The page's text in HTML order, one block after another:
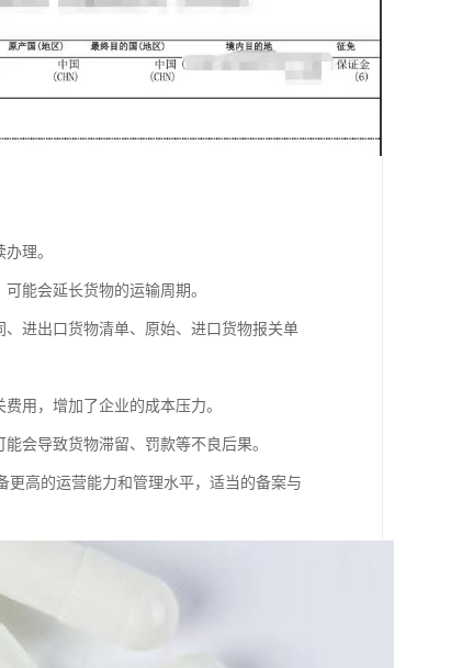
理。
能会延长货物的运输周期。
进出口货物清单、原始、进口货物报关单
用，增加了企业的成本压力。
会导致货物滞留、罚款等不良后果。
高的运营能力和管理水平，适当的备案与